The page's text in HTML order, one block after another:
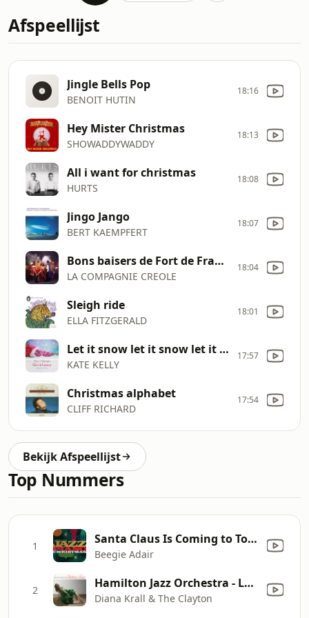
Afspeellijst
Jingle Bells Pop
BENOIT HUTIN
18:16
Hey Mister Christmas
SHOWADDYWADDY
18:13
All i want for christmas
HURTS
18:08
Jingo Jango
BERT KAEMPFERT
18:07
Bons baisers de Fort de France
LA COMPAGNIE CREOLE
18:04
Sleigh ride
ELLA FITZGERALD
18:01
Let it snow let it snow let it snow
KATE KELLY
17:57
Christmas alphabet
CLIFF RICHARD
17:54
Bekijk Afspeellijst
Top Nummers
1 Santa Claus Is Coming to Town
Beegie Adair
2 Hamilton Jazz Orchestra - Let It Snow
Diana Krall & The Clayton